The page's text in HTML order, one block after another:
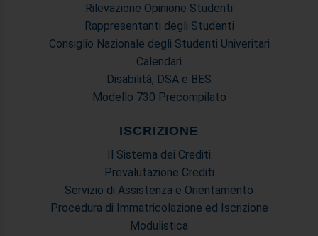
Rilevazione Opinione Studenti
Rappresentanti degli Studenti
Consiglio Nazionale degli Studenti Univeritari
Calendari
Disabilità, DSA e BES
Modello 730 Precompilato
ISCRIZIONE
Il Sistema dei Crediti
Prevalutazione Crediti
Servizio di Assistenza e Orientamento
Procedura di Immatricolazione ed Iscrizione
Modulistica